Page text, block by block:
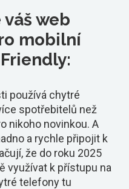
web
mobilní
používá chytré
spotřebitelů než
nikoho novinkou. A
a rychle připojit k
že do roku 2025
využívat k přístupu na
telefony tu